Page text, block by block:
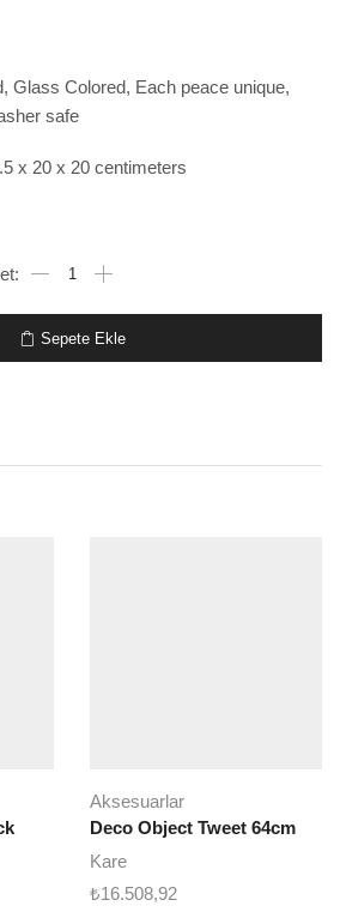
Glass Colored, Each peace unique,
safe
x 20 x 20 centimeters
35cm
adet
Sepete Ekle
Aksesuarlar
Deco Object Tweet 64cm
Kare
₺16.508,92